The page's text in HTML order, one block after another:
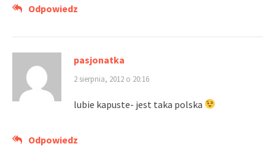
Odpowiedz
pasjonatka
2 sierpnia, 2012 o 20:16
lubie kapuste- jest taka polska
Odpowiedz